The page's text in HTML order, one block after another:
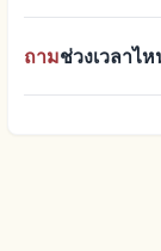
ถามช่วงเวลาไ